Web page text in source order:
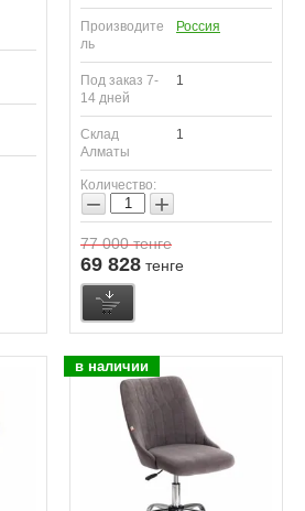
Производите
ль
Россия
Под заказ 7-
14 дней
1
Склад
Алматы
1
Количество:
− +
77 000тенге
69 828 тенге
в наличии